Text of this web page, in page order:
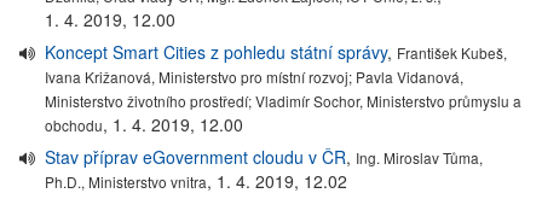
1. 4. 2019, 12.00
Koncept Smart Cities z pohledu státní správy, František Kubeš,
Ivana Križanová, Ministerstvo pro místní rozvoj; Pavla Vidanová,
Ministerstvo životního prostředí; Vladimír Sochor, Ministerstvo průmyslu a
obchodu, 1. 4. 2019, 12.00
Stav příprav eGovernment cloudu v ČR, Ing. Miroslav Tůma,
Ph.D., Ministerstvo vnitra, 1. 4. 2019, 12.02